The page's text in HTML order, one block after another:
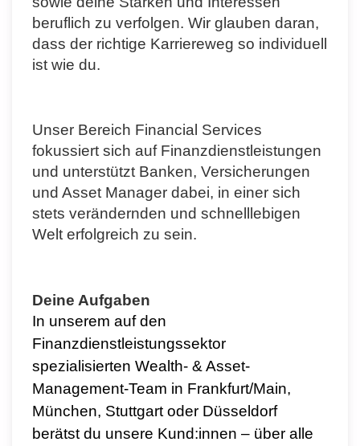
beruflich zu verfolgen. Wir glauben daran,
dass der richtige Karriereweg so individuell
ist wie du.
Unser Bereich Financial Services
fokussiert sich auf Finanzdienstleistungen
und unterstützt Banken, Versicherungen
und Asset Manager dabei, in einer sich
stets verändernden und schnelllebigen
Welt erfolgreich zu sein.
Deine Aufgaben
In unserem auf den
Finanzdienstleistungssektor
spezialisierten Wealth- & Asset-
Management-Team in Frankfurt/Main,
München, Stuttgart oder Düsseldorf
berätst du unsere Kund:innen – über alle